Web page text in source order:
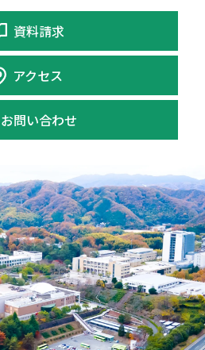
資料請求
アクセス
お問い合わせ